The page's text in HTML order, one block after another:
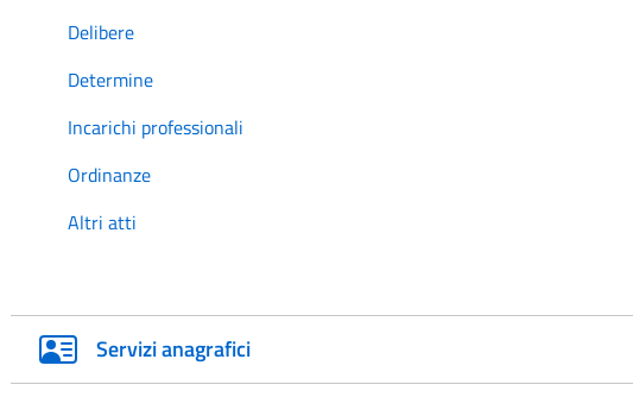
Delibere
Determine
Incarichi professionali
Ordinanze
Altri atti
Servizi anagrafici